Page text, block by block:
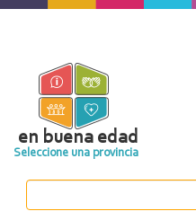
Pasar
contenido
principal
en buena edad
Seleccione una provincia